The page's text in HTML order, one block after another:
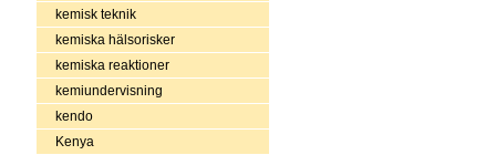
kemisk teknik
kemiska hälsorisker
kemiska reaktioner
kemiundervisning
kendo
Kenya